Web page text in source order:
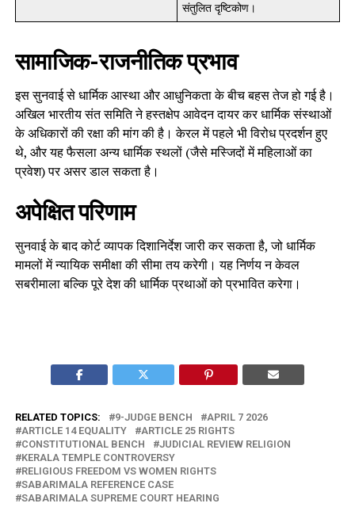
संतुलित दृष्टिकोण।
सामाजिक-राजनीतिक प्रभाव
इस सुनवाई से धार्मिक आस्था और आधुनिकता के बीच बहस तेज हो गई है।
अखिल भारतीय संत समिति ने हस्तक्षेप आवेदन दायर कर धार्मिक संस्थाओं
के अधिकारों की रक्षा की मांग की है। केरल में पहले भी विरोध प्रदर्शन हुए
थे, और यह फैसला अन्य धार्मिक स्थलों (जैसे मस्जिदों में महिलाओं का
प्रवेश) पर असर डाल सकता है।
अपेक्षित परिणाम
सुनवाई के बाद कोर्ट व्यापक दिशानिर्देश जारी कर सकता है, जो धार्मिक
मामलों में न्यायिक समीक्षा की सीमा तय करेगी। यह निर्णय न केवल
सबरीमाला बल्कि पूरे देश की धार्मिक प्रथाओं को प्रभावित करेगा।
RELATED TOPICS: 9-JUDGE BENCH
APRIL 7 2026
ARTICLE 14 EQUALITY
ARTICLE 25 RIGHTS
CONSTITUTIONAL BENCH
JUDICIAL REVIEW RELIGION
KERALA TEMPLE CONTROVERSY
RELIGIOUS FREEDOM VS WOMEN RIGHTS
SABARIMALA REFERENCE CASE
SABARIMALA SUPREME COURT HEARING